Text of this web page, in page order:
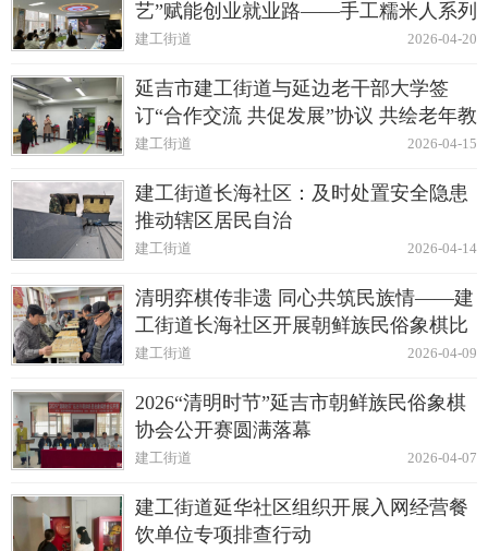
艺”赋能创业就业路——手工糯米人系列
培训
2026-04-20
建工街道
延吉市建工街道与延边老干部大学签
订“合作交流 共促发展”协议 共绘老年教
育新蓝图
2026-04-15
建工街道
建工街道长海社区：及时处置安全隐患
推动辖区居民自治
2026-04-14
建工街道
清明弈棋传非遗 同心共筑民族情——建
工街道长海社区开展朝鲜族民俗象棋比
赛
2026-04-09
建工街道
2026“清明时节”延吉市朝鲜族民俗象棋
协会公开赛圆满落幕
2026-04-07
建工街道
建工街道延华社区组织开展入网经营餐
饮单位专项排查行动